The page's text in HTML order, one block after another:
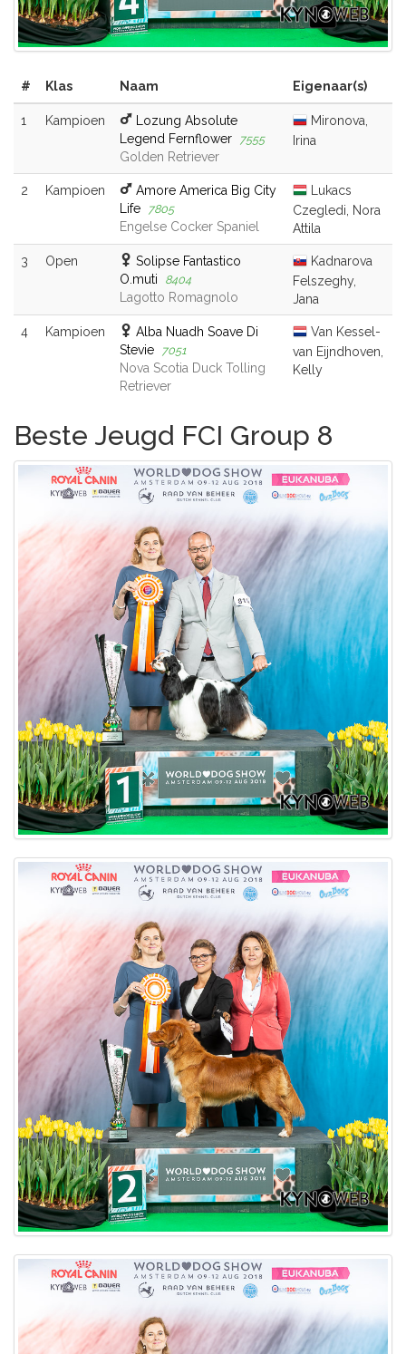
# Klas Naam Eigenaar(s)
1 Kampioen
Lozung Absolute
Legend Fernflower
7555
Golden Retriever
Mironova,
Irina
2 Kampioen
Amore America Big City
Life
7805
Engelse Cocker Spaniel
Lukacs
Czegledi, Nora
Attila
3 Open
Solipse Fantastico
O.muti
8404
Lagotto Romagnolo
Kadnarova
Felszeghy,
Jana
4 Kampioen
Alba Nuadh Soave Di
Stevie
7051
Nova Scotia Duck Tolling
Retriever
Van Kessel-
van Eijndhoven,
Kelly
Beste Jeugd FCI Group 8